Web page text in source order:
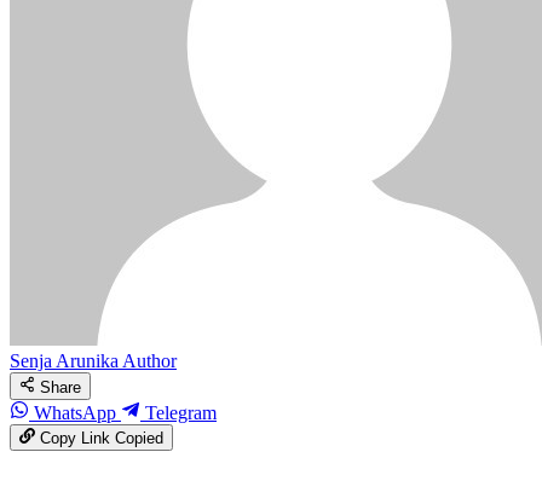
Senja ArunikaAuthor
Share
WhatsApp Telegram
Copy LinkCopied